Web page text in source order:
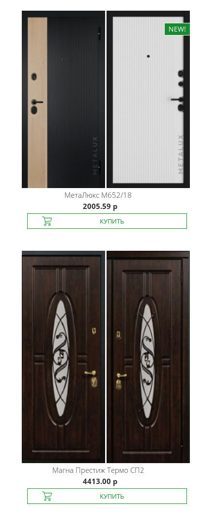
МетаЛюкс M652/18
2005.59 р
Магна Престиж Термо СП2
4413.00 р